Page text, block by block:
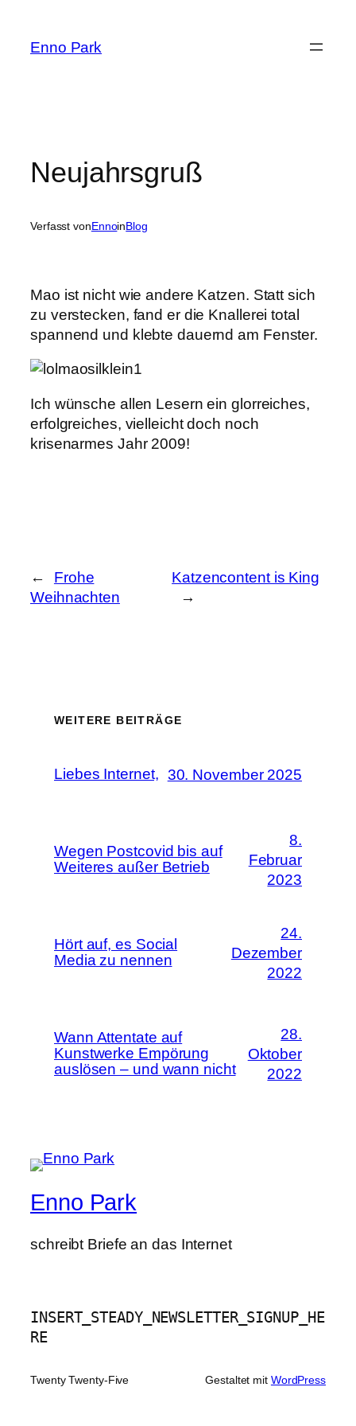
springen
Enno Park
Neujahrsgruß
Verfasst vonEnnoinBlog
Mao ist nicht wie andere Katzen. Statt sich
zu verstecken, fand er die Knallerei total
spannend und klebte dauernd am Fenster.
Ich wünsche allen Lesern ein glorreiches,
erfolgreiches, vielleicht doch noch
krisenarmes Jahr 2009!
←
Frohe
Weihnachten
Katzencontent is King
→
WEITERE BEITRÄGE
Liebes Internet, 30. November 2025
Wegen Postcovid bis auf
Weiteres außer Betrieb
8.
Februar
2023
Hört auf, es Social
Media zu nennen
24.
Dezember
2022
Wann Attentate auf
Kunstwerke Empörung
auslösen – und wann nicht
28.
Oktober
2022
Enno Park
schreibt Briefe an das Internet
INSERT_STEADY_NEWSLETTER_SIGNUP_HE
RE
Twenty Twenty-Five Gestaltet mit WordPress